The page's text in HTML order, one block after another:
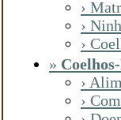
›
›
›
»
›
›